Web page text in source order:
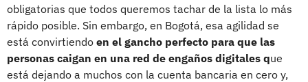
obligatorias que todos queremos tachar de la lista lo más
rápido posible. Sin embargo, en Bogotá, esa agilidad se
está convirtiendo en el gancho perfecto para que las
personas caigan en una red de engaños digitales que
está dejando a muchos con la cuenta bancaria en cero y,